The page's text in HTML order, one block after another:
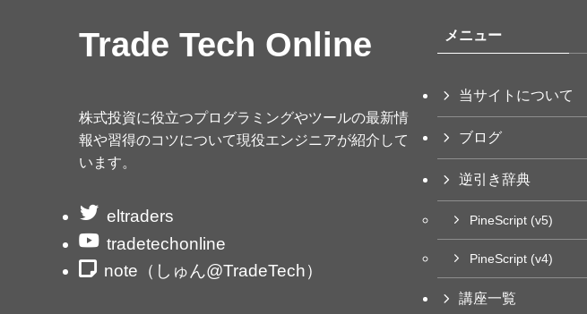
Trade Tech Online
株式投資に役立つプログラミングやツールの最新情
報や習得のコツについて現役エンジニアが紹介して
います。
eltraders
tradetechonline
note（しゅん@TradeTech）
メニュー
当サイトについて
ブログ
逆引き辞典
PineScript (v5)
PineScript (v4)
講座一覧